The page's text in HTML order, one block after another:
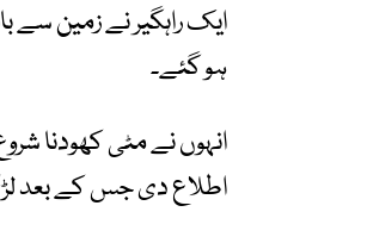
ایک راہگیر نے زمین سے
ہو گئے۔
انہوں نے مٹی کھودنا
اطلاع دی جس کے بعد